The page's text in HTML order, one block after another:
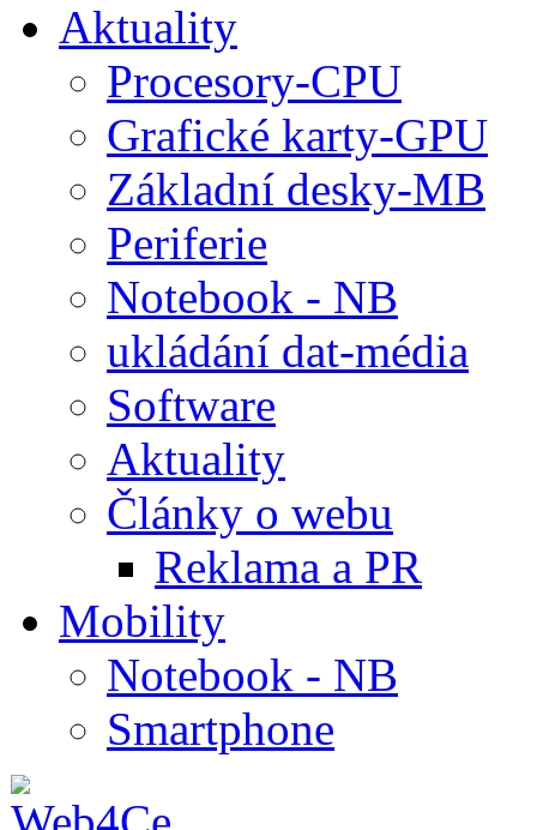
Aktuality
Procesory-CPU
Grafické karty-GPU
Základní desky-MB
Periferie
Notebook - NB
ukládání dat-média
Software
Aktuality
Články o webu
Reklama a PR
Mobility
Notebook - NB
Smartphone